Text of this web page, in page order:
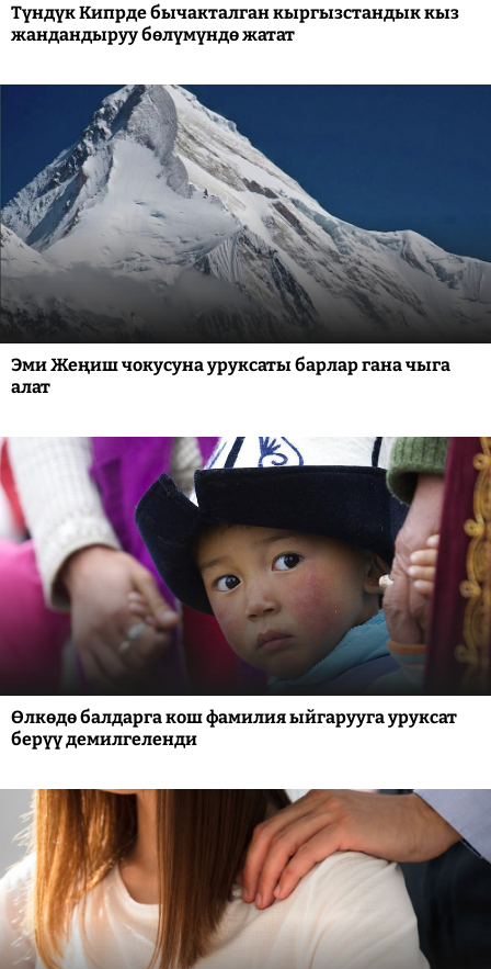
Түндүк Кипрде бычакталган кыргызстандык кыз
жандандыруу бөлүмүндө жатат
Эми Жеңиш чокусуна уруксаты барлар гана чыга
алат
Өлкөдө балдарга кош фамилия ыйгарууга уруксат
берүү демилгеленди